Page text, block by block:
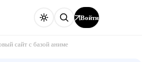
Войти
сайт с базой аниме